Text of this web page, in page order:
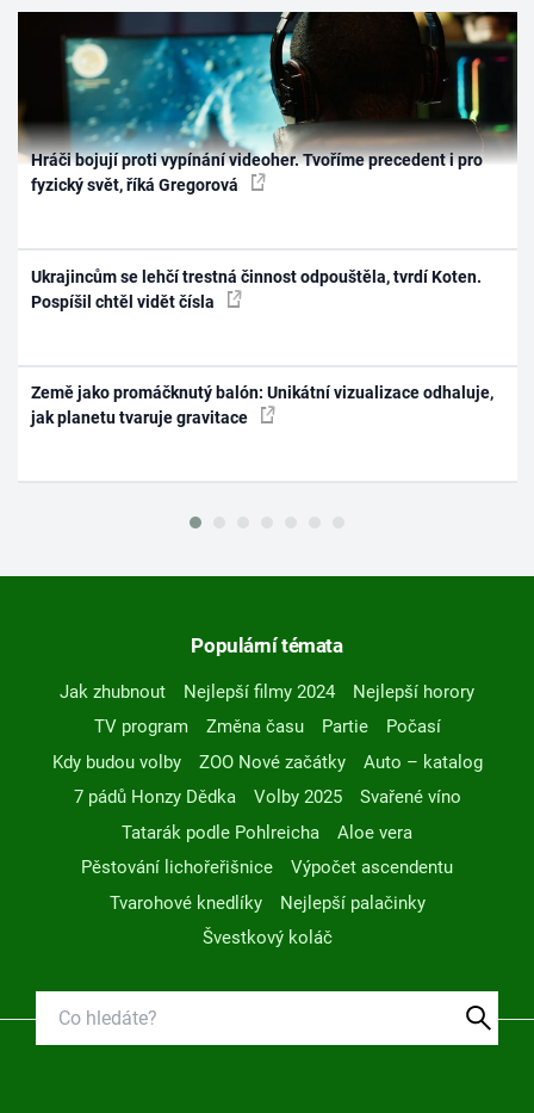
Hráči bojují proti vypínání videoher. Tvoříme precedent i pro
fyzický svět, říká Gregorová
Ukrajincům se lehčí trestná činnost odpouštěla, tvrdí Koten.
Pospíšil chtěl vidět čísla
Země jako promáčknutý balón: Unikátní vizualizace odhaluje,
jak planetu tvaruje gravitace
Populární témata
Jak zhubnout Nejlepší filmy 2024
Nejlepší horory
TV program
Změna času Partie
Počasí
Kdy budou volby
ZOO Nové začátky
Auto – katalog
7 pádů Honzy Dědka
Volby 2025
Svařené víno
Tatarák podle Pohlreicha
Aloe vera
Pěstování lichořeřišnice
Výpočet ascendentu
Tvarohové knedlíky
Nejlepší palačinky
Švestkový koláč